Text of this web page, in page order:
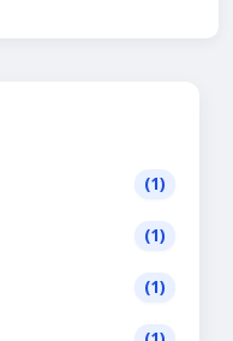
(1)
(1)
(1)